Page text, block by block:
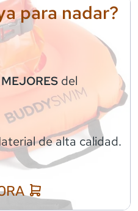
para nadar?
del
de alta calidad.